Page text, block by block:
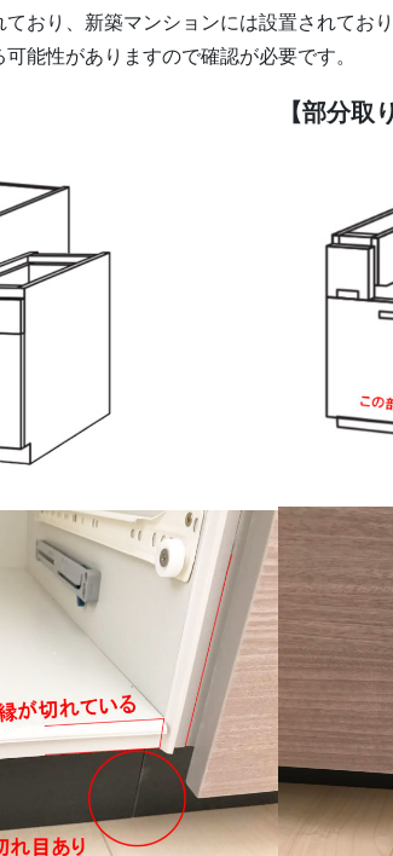
おり、新築マンションには設置されてお
能性がありますので確認が必要です。
【部分取